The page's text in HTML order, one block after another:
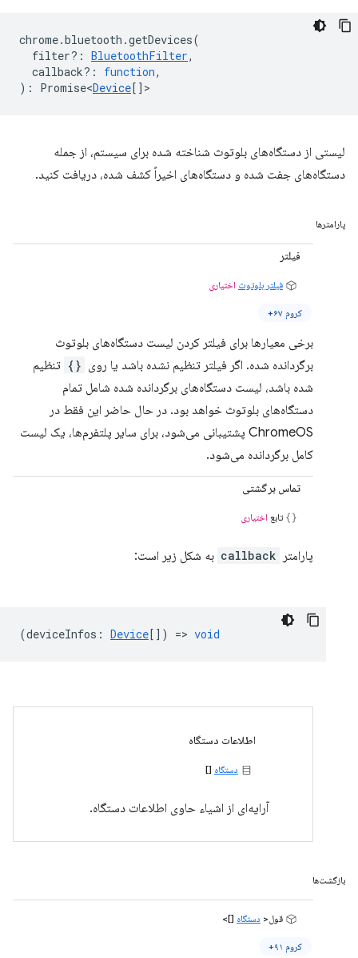
chrome.bluetooth .getDevices(
filter? : BluetoothFilter,
callback? : function,
) : Promise<Device[] >
لیستی از دستگاه‌های بلوتوث شناخته شده برای سیستم، از جمله
دستگاه‌های جفت شده و دستگاه‌های اخیراً کشف شده، دریافت کنید.
پارامترها
فیلتر
فیلتر بلوتوث اختیاری
کروم ۶۷+
برخی معیارها برای فیلتر کردن لیست دستگاه‌های بلوتوث
برگردانده شده. اگر فیلتر تنظیم نشده باشد یا روی {} تنظیم
شده باشد، لیست دستگاه‌های برگردانده شده شامل تمام
دستگاه‌های بلوتوث خواهد بود. در حال حاضر این فقط در
ChromeOS پشتیبانی می‌شود، برای سایر پلتفرم‌ها، یک لیست
کامل برگردانده می‌شود.
تماس برگشتی
تابع اختیاری
پارامتر callback به شکل زیر است:
(deviceInfos : Device[]) => void
اطلاعات دستگاه
دستگاه []
آرایه‌ای از اشیاء حاوی اطلاعات دستگاه.
بازگشت‌ها
قول< دستگاه []>
کروم ۹۱+